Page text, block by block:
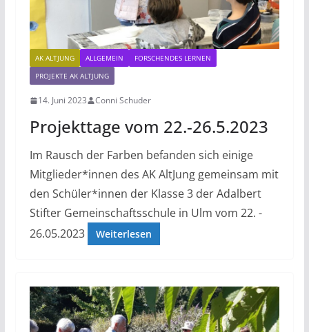
AK ALTJUNG ALLGEMEIN
FORSCHENDES LERNEN
PROJEKTE AK ALTJUNG
14. Juni 2023 Conni Schuder
Projekttage vom 22.-26.5.2023
Im Rausch der Farben befanden sich einige
Mitglieder*innen des AK AltJung gemeinsam mit
den Schüler*innen der Klasse 3 der Adalbert
Stifter Gemeinschaftsschule in Ulm vom 22. -
26.05.2023
Weiterlesen